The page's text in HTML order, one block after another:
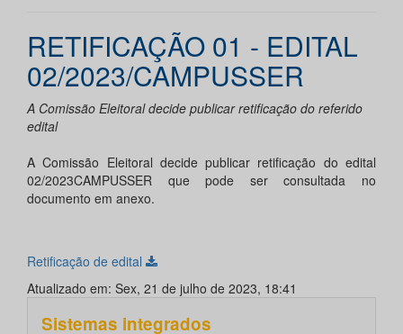
RETIFICAÇÃO 01 - EDITAL
02/2023/CAMPUSSER
A Comissão Eleitoral decide publicar retificação do referido
edital
A Comissão Eleitoral decide publicar retificação do edital
02/2023CAMPUSSER que pode ser consultada no
documento em anexo.
Retificação de edital
Atualizado em: Sex, 21 de julho de 2023, 18:41
Sistemas integrados